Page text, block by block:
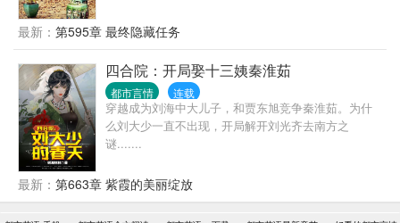
万字左右开始加入正阳门下剧情，主角也开始攻略全
球！
最新： 第595章 最终隐藏任务
四合院：开局娶十三姨秦淮茹
都市言情 连载
穿越成为刘海中大儿子，和贾东旭竞争秦淮茹。为什
么刘大少一直不出现，开局解开刘光齐去南方之
谜.......
最新： 第663章 紫霞的美丽绽放